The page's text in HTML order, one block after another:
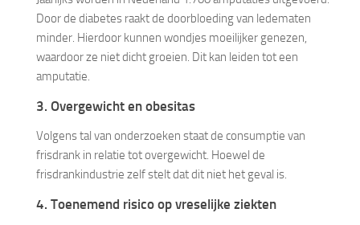
Door de diabetes raakt de doorbloeding van ledematen
minder. Hierdoor kunnen wondjes moeilijker genezen,
waardoor ze niet dicht groeien. Dit kan leiden tot een
amputatie.
3. Overgewicht en obesitas
Volgens tal van onderzoeken staat de consumptie van
frisdrank in relatie tot overgewicht. Hoewel de
frisdrankindustrie zelf stelt dat dit niet het geval is.
4. Toenemend risico op vreselijke ziekten